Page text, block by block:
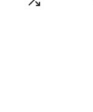
Openbaarmaking